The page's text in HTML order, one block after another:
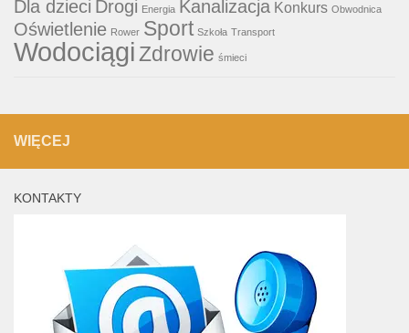
Dla dzieci Drogi Energia Kanalizacja Konkurs Obwodnica
Oświetlenie Rower Sport Szkoła Transport
WodociągiZdrowie śmieci
WIĘCEJ
KONTAKTY